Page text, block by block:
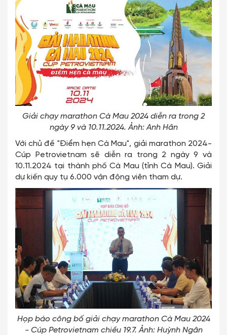
Giải chạy marathon Cà Mau 2024 diễn ra trong 2
ngày 9 và 10.11.2024. Ảnh: Anh Hân
Với chủ đề "Điểm hẹn Cà Mau", giải marathon 2024-
Cúp Petrovietnam sẽ diễn ra trong 2 ngày 9 và
10.11.2024 tại thành phố Cà Mau (tỉnh Cà Mau). Giải
dự kiến quy tụ 6.000 vận động viên tham dự.
Họp báo công bố giải chạy marathon Cà Mau 2024
- Cúp Petrovietnam chiều 19.7. Ảnh: Huỳnh Ngân